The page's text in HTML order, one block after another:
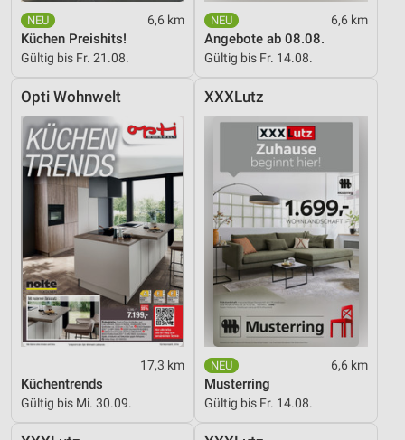
6,6 km
Küchen Preishits!
Gültig bis Fr. 21.08.
6,6 km
Angebote ab 08.08.
Gültig bis Fr. 14.08.
Opti Wohnwelt
17,3 km
Küchentrends
Gültig bis Mi. 30.09.
XXXLutz
6,6 km
Musterring
Gültig bis Fr. 14.08.
Nicht-IAB-Verarbeitungszwecke:
Notwendig
Performance
Funktional
Werbung